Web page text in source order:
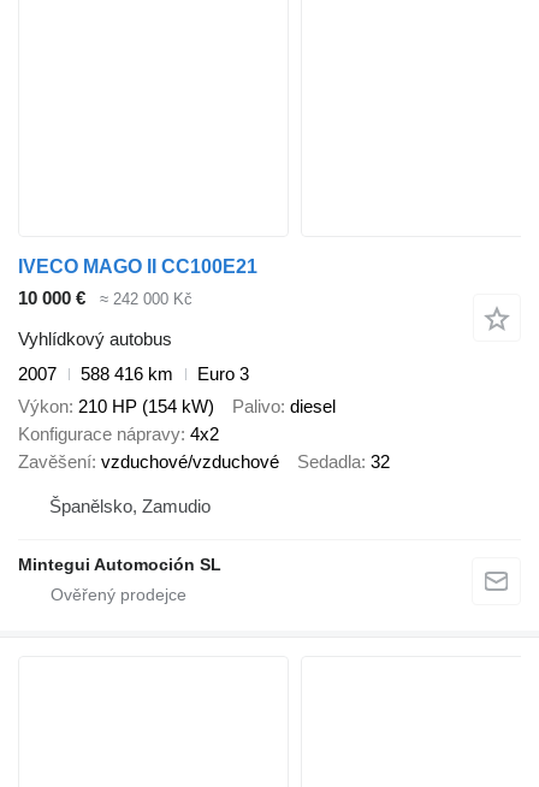
IVECO MAGO II CC100E21
10 000 €
≈ 242 000 Kč
Vyhlídkový autobus
2007
588 416 km
Euro 3
Výkon 210 HP (154 kW) Palivo diesel
Konfigurace nápravy 4x2
Zavěšení vzduchové/vzduchové Sedadla 32
Španělsko, Zamudio
Mintegui Automoción SL